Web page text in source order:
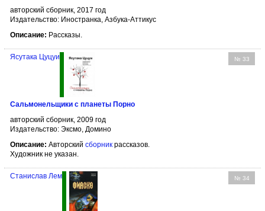
авторский сборник, 2017 год
Издательство: Иностранка, Азбука-Аттикус
Описание: Рассказы.
№ 33
Ясутака Цуцуи
Сальмонельщики с планеты Порно
авторский сборник, 2009 год
Издательство: Эксмо, Домино
Описание: Авторский сборник рассказов.
Художник не указан.
№ 34
Станислав Лем